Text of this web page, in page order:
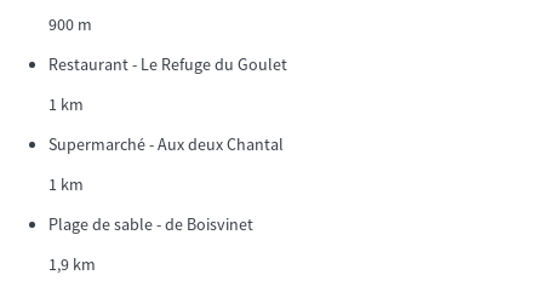
900 m
Restaurant - Le Refuge du Goulet
1 km
Supermarché - Aux deux Chantal
1 km
Plage de sable - de Boisvinet
1,9 km